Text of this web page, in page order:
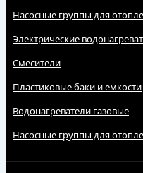
Насосные группы для
Электрические
Смесители
Пластиковые баки и емкости
Водонагреватели газовые
Насосные группы для